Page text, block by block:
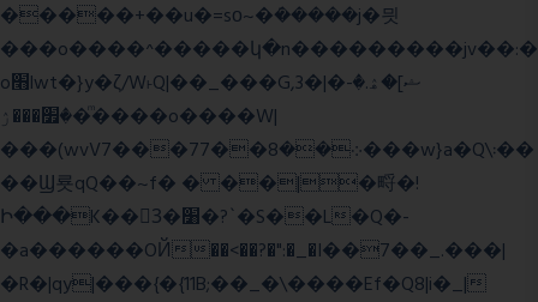
�����+��u�=sο~�ܿ�����j�믯
���o����^�����կ�n���������jv��:�
o׫lwt�}y�ζ/W˫Q|��_���G,3�|�ޝ]�ۿ.�-
�׿���ۯ�ͫ����o����W|
���(wvV܀��8��77���7���w}a�Q\܃��
��Ϣ룟qQ��~f� � ��|�㽟�!
Ի���K��3ٓ�׸�?`�S��L�Q�-
�a������OЙ��<��?�":�_�I��7��_.���|
�R�|qy|���{�{11B;��_�\����Ef�Q8|i�_|